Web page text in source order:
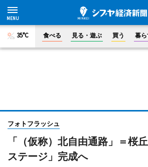
35°C 食べる 見る・遊ぶ 買う 暮ら
フォトフラッシュ
「（仮称）北自由通路」＝桜
ステージ」完成へ